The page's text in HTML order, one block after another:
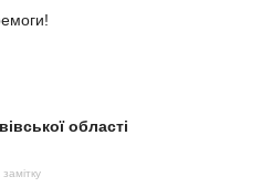
області